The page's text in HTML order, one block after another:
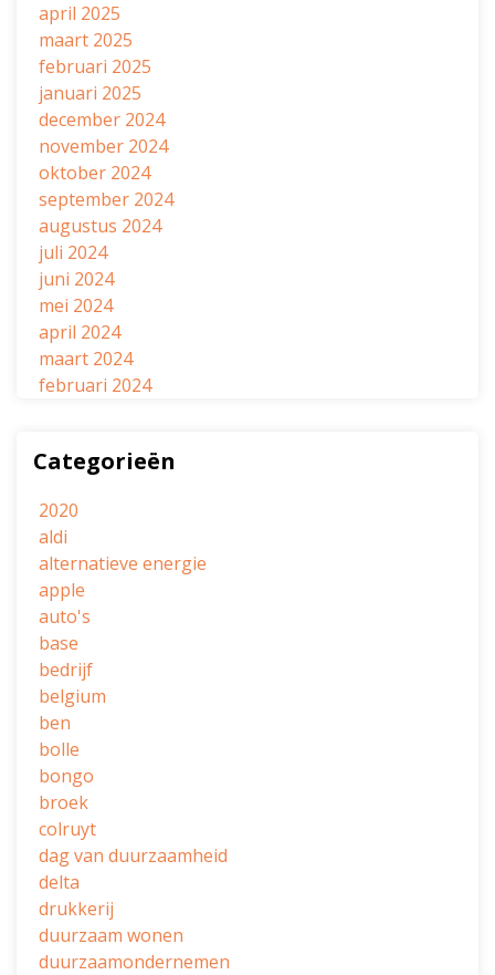
april 2025
maart 2025
februari 2025
januari 2025
december 2024
november 2024
oktober 2024
september 2024
augustus 2024
juli 2024
juni 2024
mei 2024
april 2024
maart 2024
februari 2024
Categorieën
2020
aldi
alternatieve energie
apple
auto's
base
bedrijf
belgium
ben
bolle
bongo
broek
colruyt
dag van duurzaamheid
delta
drukkerij
duurzaam wonen
duurzaamondernemen